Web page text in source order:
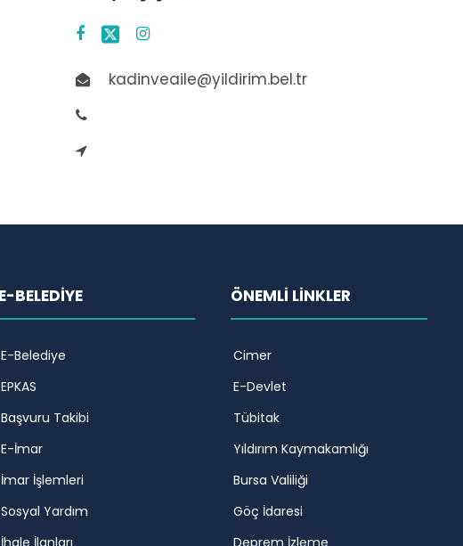
kadinveaile@yildirim.bel.tr
E-BELEDİYE
E-Belediye
EPKAS
Başvuru Takibi
E-İmar
İmar İşlemleri
Sosyal Yardım
İhale İlanları
ÖNEMLİ LİNKLER
Cimer
E-Devlet
Tübitak
Yıldırım Kaymakamlığı
Bursa Valiliği
Göç İdaresi
Deprem İzleme